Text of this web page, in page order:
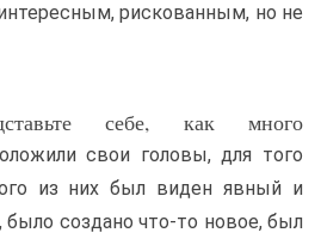
рискованным, но не
себе, как много
свои головы, для того
из них был виден явный и
создано что-то новое, был